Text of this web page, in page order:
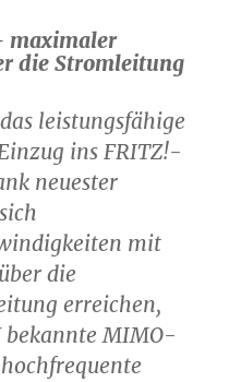
maximaler
die Stromleitung
leistungsfähige
ins FRITZ!-
neuester
mit
die
erreichen,
bekannte MIMO-